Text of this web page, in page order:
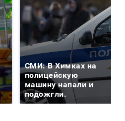
СМИ: В Химках на
полицейскую
машину напали и
подожгли.